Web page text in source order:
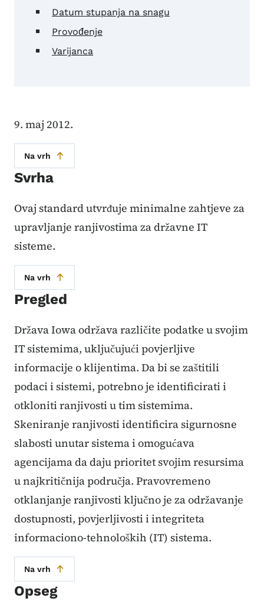
Datum stupanja na snagu
Provođenje
Varijanca
9. maj 2012.
Na vrh
Svrha
Ovaj standard utvrđuje minimalne zahtjeve za
upravljanje ranjivostima za državne IT
sisteme.
Na vrh
Pregled
Država Iowa održava različite podatke u svojim
IT sistemima, uključujući povjerljive
informacije o klijentima. Da bi se zaštitili
podaci i sistemi, potrebno je identificirati i
otkloniti ranjivosti u tim sistemima.
Skeniranje ranjivosti identificira sigurnosne
slabosti unutar sistema i omogućava
agencijama da daju prioritet svojim resursima
u najkritičnija područja. Pravovremeno
otklanjanje ranjivosti ključno je za održavanje
dostupnosti, povjerljivosti i integriteta
informaciono-tehnoloških (IT) sistema.
Na vrh
Opseg